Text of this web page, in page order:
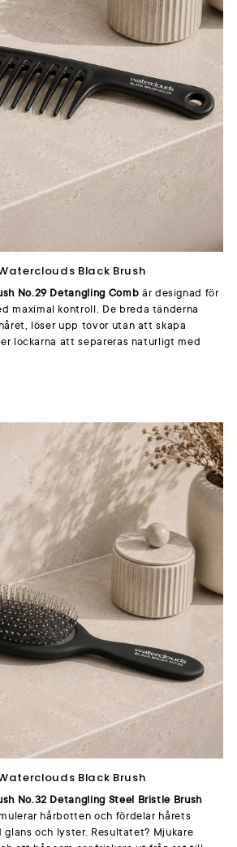
Black Brush
No.29 Detangling Comb är designad för
maximal kontroll. De breda tänderna
löser upp tovor utan att skapa
lockarna att separeras naturligt med
Black Brush
No.32 Detangling Steel Bristle Brush
hårbotten och fördelar hårets
och lyster. Resultatet? Mjukare